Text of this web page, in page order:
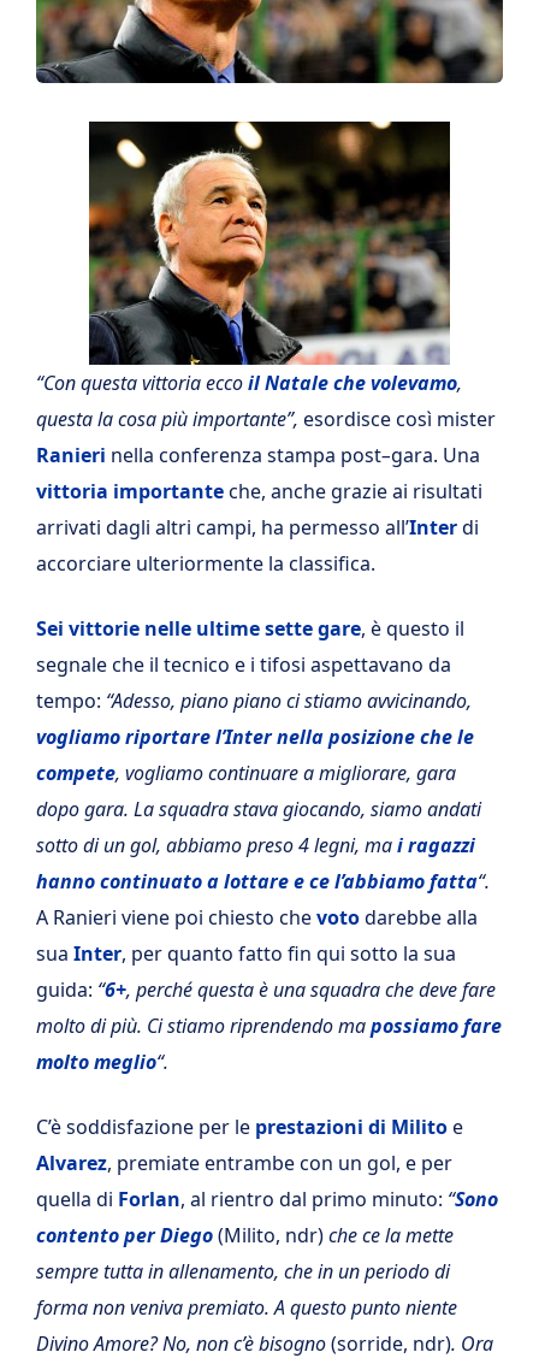
“Con questa vittoria eccoil Natale che volevamo,
questa la cosa più importante”, esordisce così mister
Ranieri nella conferenza stampa post–gara. Una
vittoria importanteche, anche grazie ai risultati
arrivati dagli altri campi, ha permesso all’Interdi
accorciare ulteriormente la classifica.
Sei vittorie nelle ultime sette gare, è questo il
segnale che il tecnico e i tifosi aspettavano da
tempo: “Adesso, piano piano ci stiamo avvicinando,
vogliamo riportare l’Inter nella posizione che le
compete, vogliamo continuare a migliorare, gara
dopo gara. La squadra stava giocando, siamo andati
sotto di un gol, abbiamo preso 4 legni, mai ragazzi
hanno continuato a lottare e ce l’abbiamo fatta“.
A Ranieri viene poi chiesto chevotodarebbe alla
sua Inter, per quanto fatto fin qui sotto la sua
guida: “6+, perché questa è una squadra che deve fare
molto di più. Ci stiamo riprendendo mapossiamo fare
molto meglio“.
C’è soddisfazione per le prestazioni di Militoe
Alvarez, premiate entrambe con un gol, e per
quella di Forlan, al rientro dal primo minuto: “Sono
contento per Diego(Milito, ndr)che ce la mette
sempre tutta in allenamento, che in un periodo di
forma non veniva premiato. A questo punto niente
Divino Amore? No, non c’è bisogno(sorride, ndr). Ora